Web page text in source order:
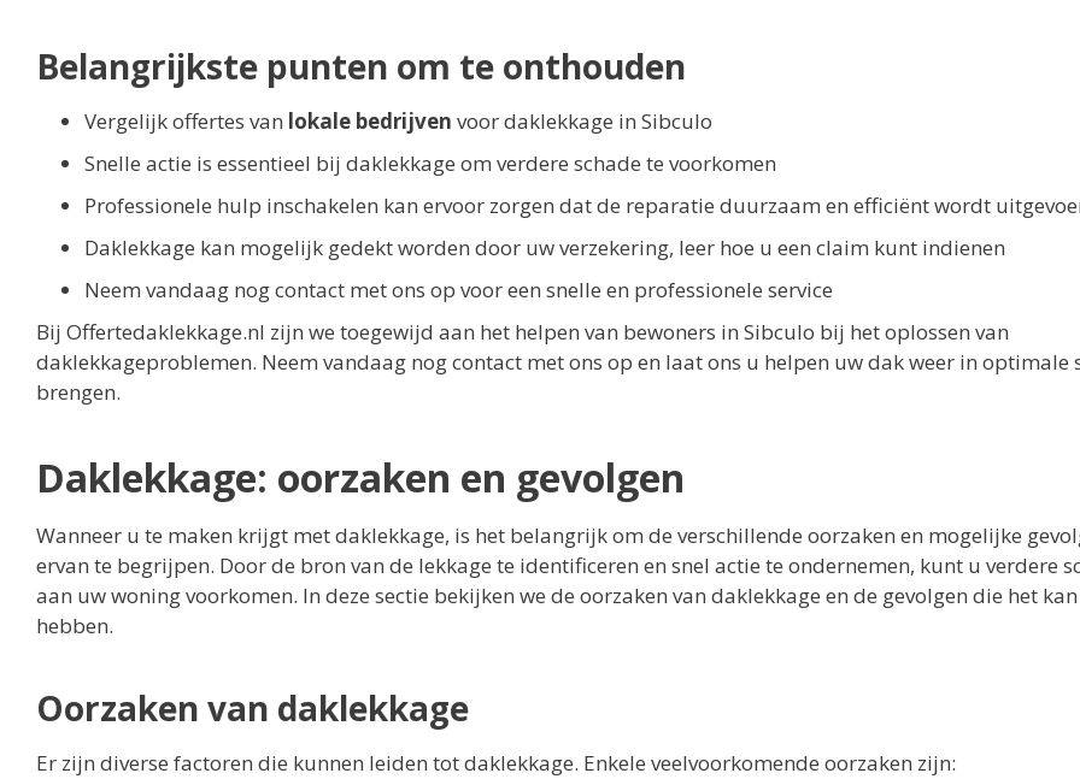
Belangrijkste punten om te onthouden
Vergelijk offertes van lokale bedrijven voor daklekkage in Sibculo
Snelle actie is essentieel bij daklekkage om verdere schade te voorkomen
Professionele hulp inschakelen kan ervoor zorgen dat de reparatie duurzaam en efficiënt wordt
Daklekkage kan mogelijk gedekt worden door uw verzekering, leer hoe u een claim kunt indienen
Neem vandaag nog contact met ons op voor een snelle en professionele service
Bij Offertedaklekkage.nl zijn we toegewijd aan het helpen van bewoners in Sibculo bij het oplossen van
daklekkageproblemen. Neem vandaag nog contact met ons op en laat ons u helpen uw dak weer in optimale
brengen.
Daklekkage: oorzaken en gevolgen
Wanneer u te maken krijgt met daklekkage, is het belangrijk om de verschillende oorzaken en mogelijke
ervan te begrijpen. Door de bron van de lekkage te identificeren en snel actie te ondernemen, kunt u verdere
aan uw woning voorkomen. In deze sectie bekijken we de oorzaken van daklekkage en de gevolgen die het kan
hebben.
Oorzaken van daklekkage
Er zijn diverse factoren die kunnen leiden tot daklekkage. Enkele veelvoorkomende oorzaken zijn: